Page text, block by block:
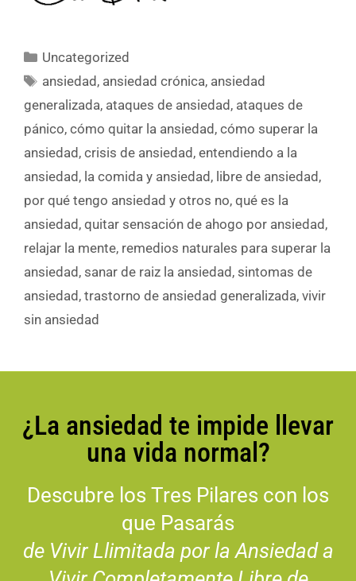
Uncategorized
ansiedad , ansiedad crónica, ansiedad
generalizada, ataques de ansiedad , ataques de
pánico, cómo quitar la ansiedad , cómo superar la
ansiedad , crisis de ansiedad , entendiendo a la
ansiedad , la comida y ansiedad , libre de ansiedad ,
por qué tengo ansiedad y otros no, qué es la
ansiedad , quitar sensación de ahogo por ansiedad ,
relajar la mente, remedios naturales para superar la
ansiedad , sanar de raiz la ansiedad , sintomas de
ansiedad , trastorno de ansiedad generalizada, vivir
sin ansiedad
¿La ansiedad te impide llevar
una vida normal?
Descubre los Tres Pilares con los
que Pasarás
de Vivir Llimitada por la Ansiedad a